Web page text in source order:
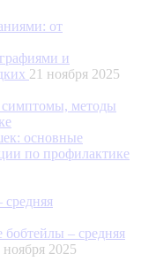
и
21 ноября 2025
основные
по профилактике
бобтейлы – средняя
ноября 2025